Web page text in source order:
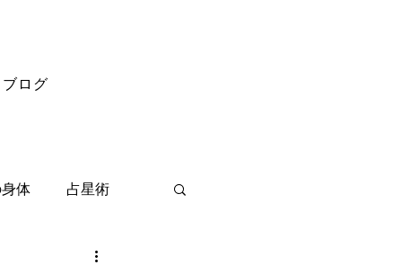
ブログ
体 占星術